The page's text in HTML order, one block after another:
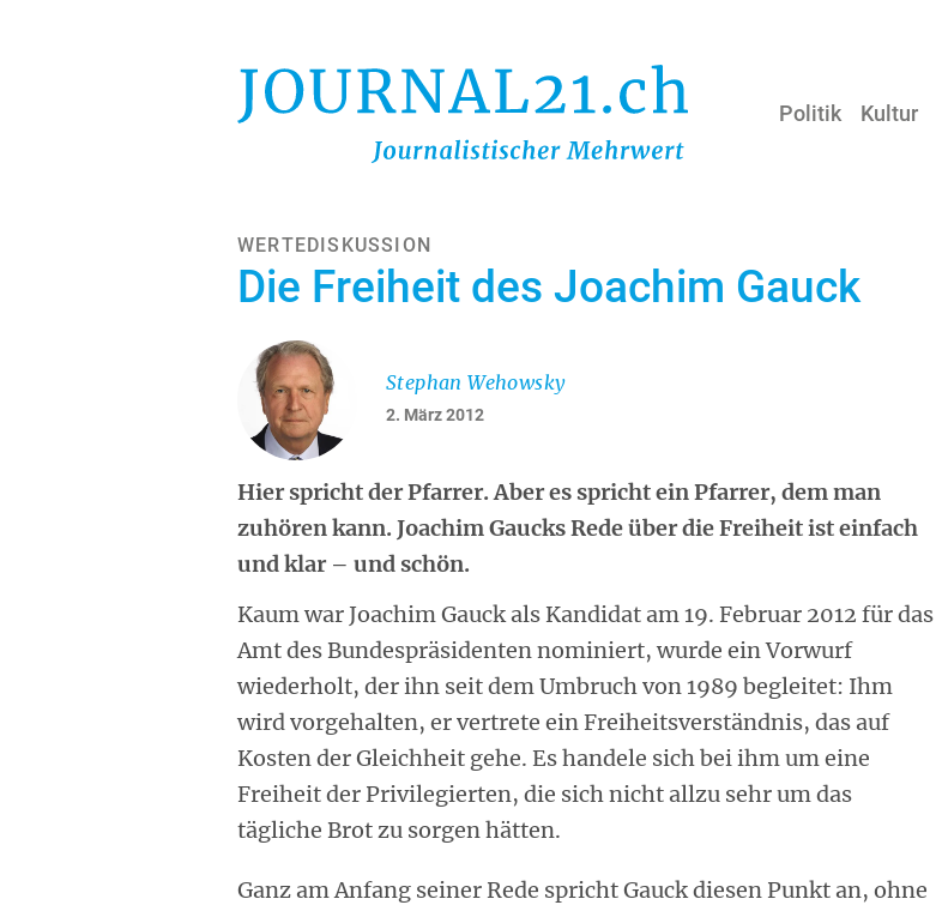
Politik Kultur
WERTEDISKUSSION
Die Freiheit des Joachim Gauck
2. März 2012
Stephan Wehowsky
Hier spricht der Pfarrer. Aber es spricht ein Pfarrer, dem man
zuhören kann. Joachim Gaucks Rede über die Freiheit ist einfach
und klar – und schön.
Kaum war Joachim Gauck als Kandidat am 19. Februar 2012 für das
Amt des Bundespräsidenten nominiert, wurde ein Vorwurf
wiederholt, der ihn seit dem Umbruch von 1989 begleitet: Ihm
wird vorgehalten, er vertrete ein Freiheitsverständnis, das auf
Kosten der Gleichheit gehe. Es handele sich bei ihm um eine
Freiheit der Privilegierten, die sich nicht allzu sehr um das
tägliche Brot zu sorgen hätten.
Ganz am Anfang seiner Rede spricht Gauck diesen Punkt an, ohne